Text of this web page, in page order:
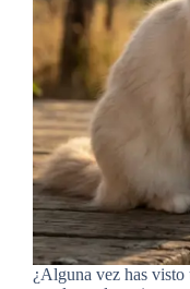
¿Alguna vez has visto